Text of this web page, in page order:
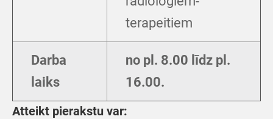
terapeitiem
Darba
laiks
no pl. 8.00 līdz pl.
16.00.
Atteikt pierakstu var: